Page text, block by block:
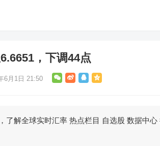
，下调44点
6月1日 21:50
了解全球实时汇率 热点栏目 自选股 数据中